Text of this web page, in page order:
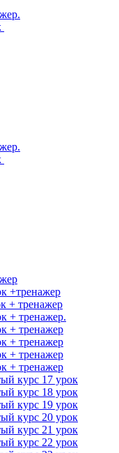
+тренажер
+ тренажер
+ тренажер.
+ тренажер
+ тренажер
+ тренажер
+ тренажер
курс 17 урок
курс 18 урок
курс 19 урок
курс 20 урок
курс 21 урок
курс 22 урок